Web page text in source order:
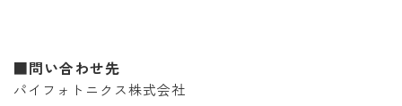
■問い合わせ先
パイフォトニクス株式会社